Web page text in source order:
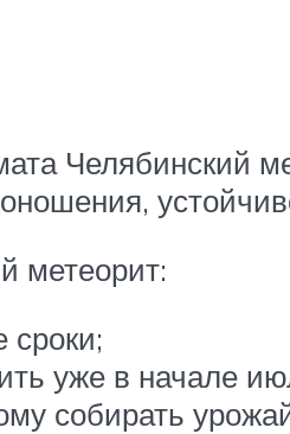
Челябинский
метеорит:
сроки;
уже в начале
собирать